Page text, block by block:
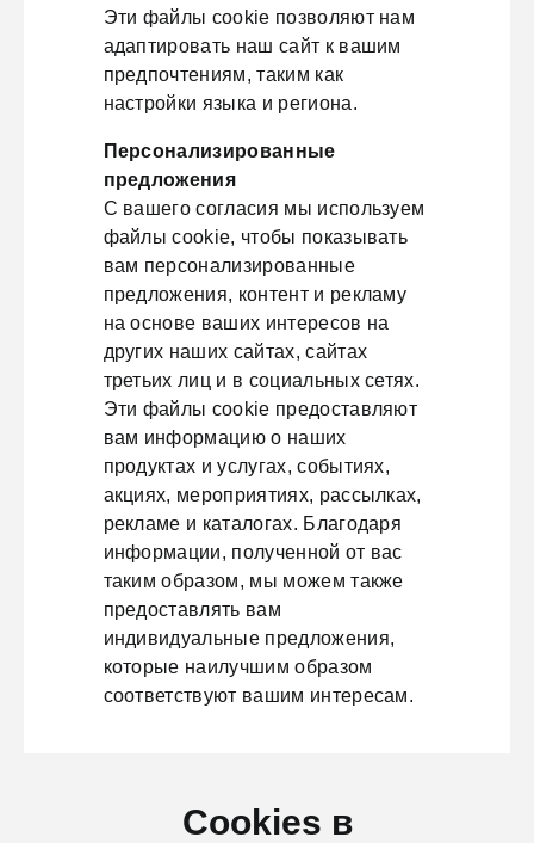
Эти файлы cookie позволяют нам
адаптировать наш сайт к вашим
предпочтениям, таким как
настройки языка и региона.
Персонализированные
предложения
С вашего согласия мы используем
файлы cookie, чтобы показывать
вам персонализированные
предложения, контент и рекламу
на основе ваших интересов на
других наших сайтах, сайтах
третьих лиц и в социальных сетях.
Эти файлы cookie предоставляют
вам информацию о наших
продуктах и услугах, событиях,
акциях, мероприятиях, рассылках,
рекламе и каталогах. Благодаря
информации, полученной от вас
таким образом, мы можем также
предоставлять вам
индивидуальные предложения,
которые наилучшим образом
соответствуют вашим интересам.
Cookies в